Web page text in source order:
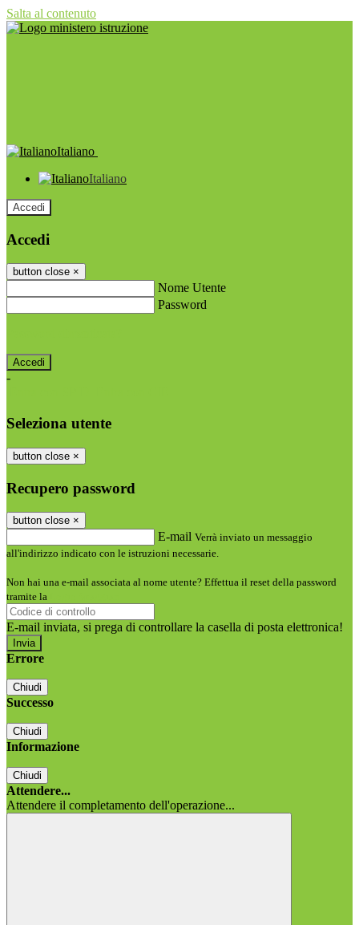
Salta al contenuto
Italiano
Italiano
Accedi
Accedi
button close ×
Nome Utente
Password
-
Seleziona utente
button close ×
Recupero password
button close ×
E-mail Verrà inviato un messaggio
all'indirizzo indicato con le istruzioni necessarie.
Non hai una e-mail associata al nome utente? Effettua il reset della password
tramite la
E-mail inviata, si prega di controllare la casella di posta elettronica!
Errore
Chiudi
Successo
Chiudi
Informazione
Chiudi
Attendere...
Attendere il completamento dell'operazione...